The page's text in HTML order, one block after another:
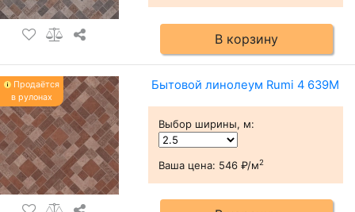
В корзину
Продаётся
в рулонах
Бытовой линолеум Rumi 4 639M
Выбор ширины, м:
Ваша цена: 546 ₽/м2